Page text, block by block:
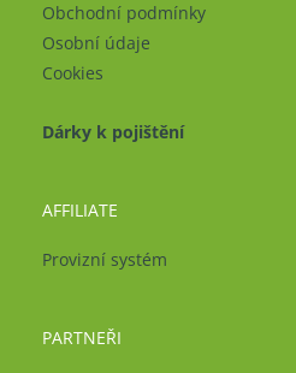
Obchodní podmínky
Osobní údaje
Cookies
Dárky k pojištění
AFFILIATE
Provizní systém
PARTNEŘI